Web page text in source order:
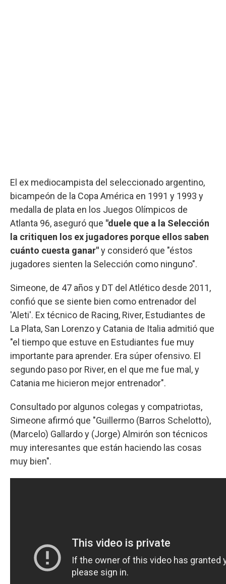
El ex mediocampista del seleccionado argentino,
bicampeón de la Copa América en 1991 y 1993 y
medalla de plata en los Juegos Olímpicos de
Atlanta 96, aseguró que "duele que a la Selección
la critiquen los ex jugadores porque ellos saben
cuánto cuesta ganar"y consideró que "éstos
jugadores sienten la Selección como ninguno".
Simeone, de 47 años y DT del Atlético desde 2011,
confió que se siente bien como entrenador del
'Aleti'. Ex técnico de Racing, River, Estudiantes de
La Plata, San Lorenzo y Catania de Italia admitió que
"el tiempo que estuve en Estudiantes fue muy
importante para aprender. Era súper ofensivo. El
segundo paso por River, en el que me fue mal, y
Catania me hicieron mejor entrenador".
Consultado por algunos colegas y compatriotas,
Simeone afirmó que "Guillermo (Barros Schelotto),
(Marcelo) Gallardo y (Jorge) Almirón son técnicos
muy interesantes que están haciendo las cosas
muy bien".